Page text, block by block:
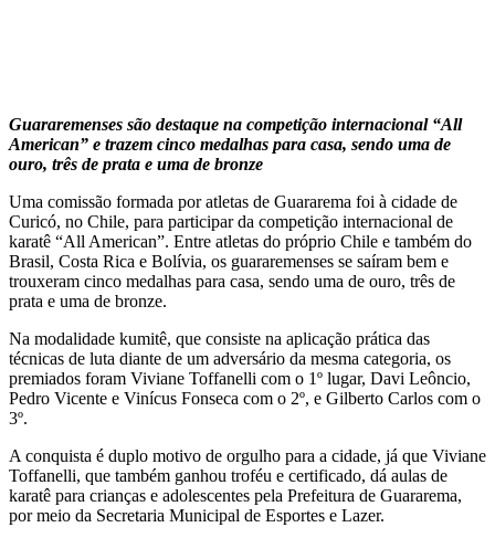
Guararemenses são destaque na competição internacional “All
American” e trazem cinco medalhas para casa, sendo uma de
ouro, três de prata e uma de bronze
Uma comissão formada por atletas de Guararema foi à cidade de
Curicó, no Chile, para participar da competição internacional de
karatê “All American”. Entre atletas do próprio Chile e também do
Brasil, Costa Rica e Bolívia, os guararemenses se saíram bem e
trouxeram cinco medalhas para casa, sendo uma de ouro, três de
prata e uma de bronze.
Na modalidade kumitê, que consiste na aplicação prática das
técnicas de luta diante de um adversário da mesma categoria, os
premiados foram Viviane Toffanelli com o 1º lugar, Davi Leôncio,
Pedro Vicente e Vinícus Fonseca com o 2º, e Gilberto Carlos com o
3º.
A conquista é duplo motivo de orgulho para a cidade, já que Viviane
Toffanelli, que também ganhou troféu e certificado, dá aulas de
karatê para crianças e adolescentes pela Prefeitura de Guararema,
por meio da Secretaria Municipal de Esportes e Lazer.